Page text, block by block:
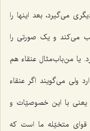
مى‌گیرد، بعد اینها را
مى‌کند و یک صورتى را
یا من‌باب‌مثال عنقاء هم
ولى مى‌گویند اگر عنقاء
یعنی با این خصوصیّات و
قواى متخیّله ما است که